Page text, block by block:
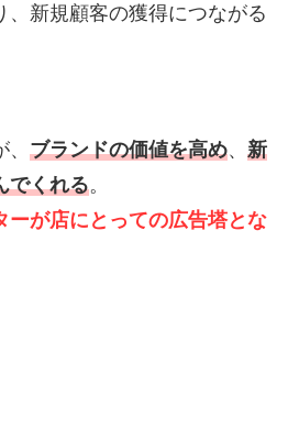
、新規顧客の獲得につながる
ブランドの価値を高め、 新
でくれる。
ーが店にとっての広告塔とな